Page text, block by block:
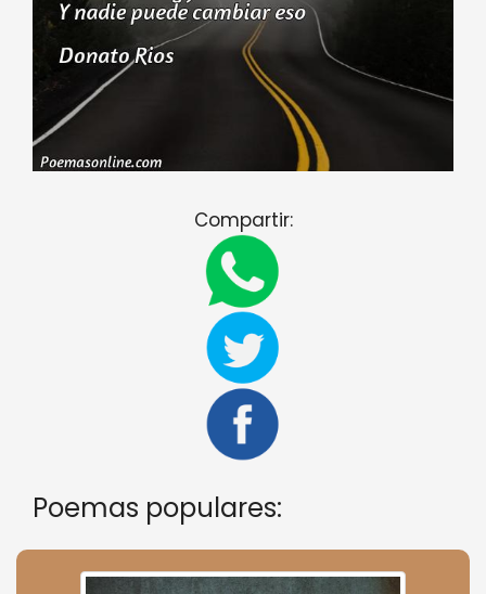
Compartir:
Poemas populares: